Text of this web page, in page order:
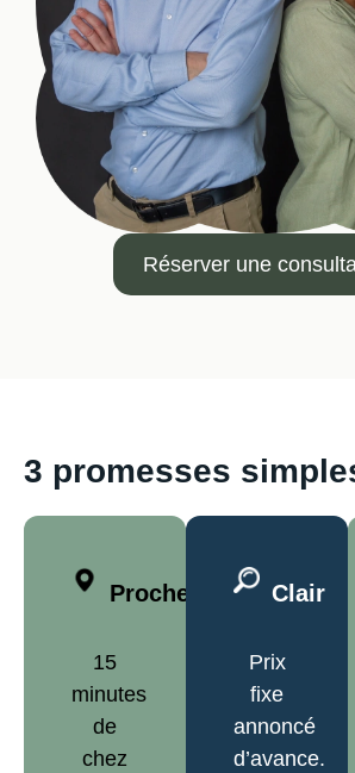
Réserver une
3 promesses
Proche
15
minutes
de
chez
Clair
Prix
fixe
annoncé
d’avance.